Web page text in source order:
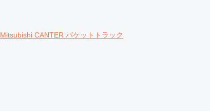
Mitsubishi CANTER バケットトラック